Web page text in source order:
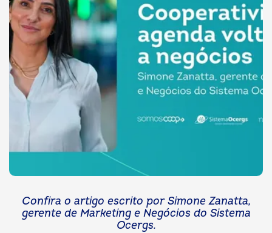
Confira o artigo escrito por Simone Zanatta,
gerente de Marketing e Negócios do Sistema
Ocergs.